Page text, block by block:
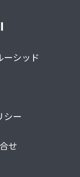
ーシッド
シー
せ